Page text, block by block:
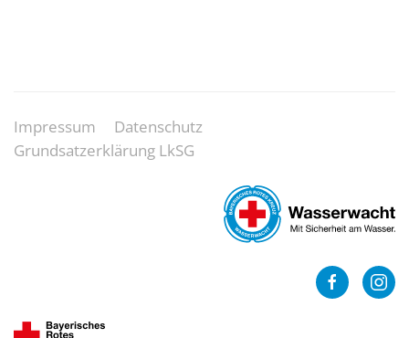
Impressum
Datenschutz
Grundsatzerklärung LkSG